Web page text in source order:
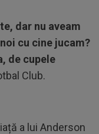
dar nu aveam
cu cine jucam?
de cupele
Club.
a lui Anderson